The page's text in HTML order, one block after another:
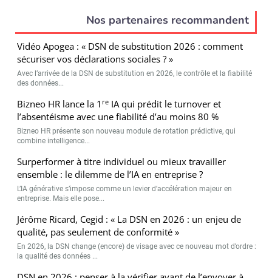
Nos partenaires recommandent
Vidéo Apogea : « DSN de substitution 2026 : comment
sécuriser vos déclarations sociales ? »
Avec l’arrivée de la DSN de substitution en 2026, le contrôle et la fiabilité
des données...
Bizneo HR lance la 1 re IA qui prédit le turnover et
l’absentéisme avec une fiabilité d’au moins 80 %
Bizneo HR présente son nouveau module de rotation prédictive, qui
combine intelligence...
Surperformer à titre individuel ou mieux travailler
ensemble : le dilemme de l’IA en entreprise ?
L’IA générative s’impose comme un levier d’accélération majeur en
entreprise. Mais elle pose...
Jérôme Ricard, Cegid : « La DSN en 2026 : un enjeu de
qualité, pas seulement de conformité »
En 2026, la DSN change (encore) de visage avec ce nouveau mot d’ordre :
la qualité des données ...